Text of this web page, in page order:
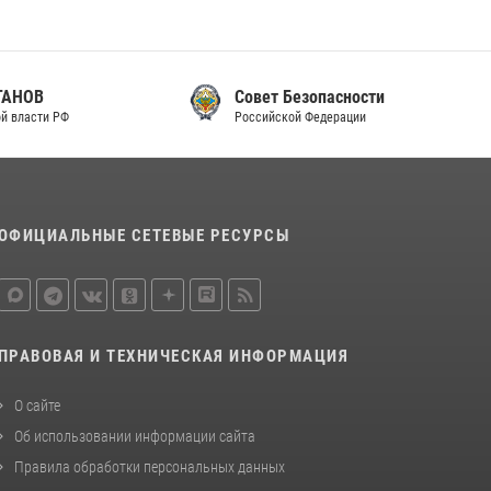
30 июля 2026, 08:00 1
В Челябинске росгвардейцы задержали
злоумышленников, напавших на бригаду
конференция по обобщению боевого опыта
Совет Безопасности
Российской Федерации
СЕТЕВЫЕ РЕСУРСЫ
ПРАВОВАЯ И ТЕХНИЧЕСКАЯ ИНФОРМАЦИЯ
О сайте
Об использовании информации сайта
Правила обработки персональных данных